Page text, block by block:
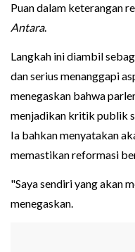
Puan dalam keterangan
Antara.
Langkah ini diambil
dan serius menanggapi
menegaskan bahwa
menjadikan kritik publik
Ia bahkan menyatakan
memastikan reformasi
"Saya sendiri yang akan
menegaskan.